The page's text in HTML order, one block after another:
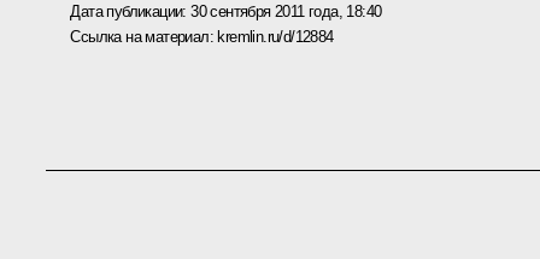
Дата публикации:30 сентября 2011 года, 18:40
Ссылка на материал: kremlin.ru/d/12884